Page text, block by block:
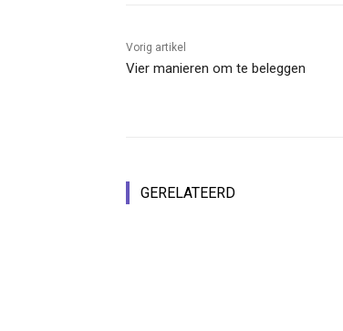
Vorig artikel
Vier manieren om te beleggen
GERELATEERD